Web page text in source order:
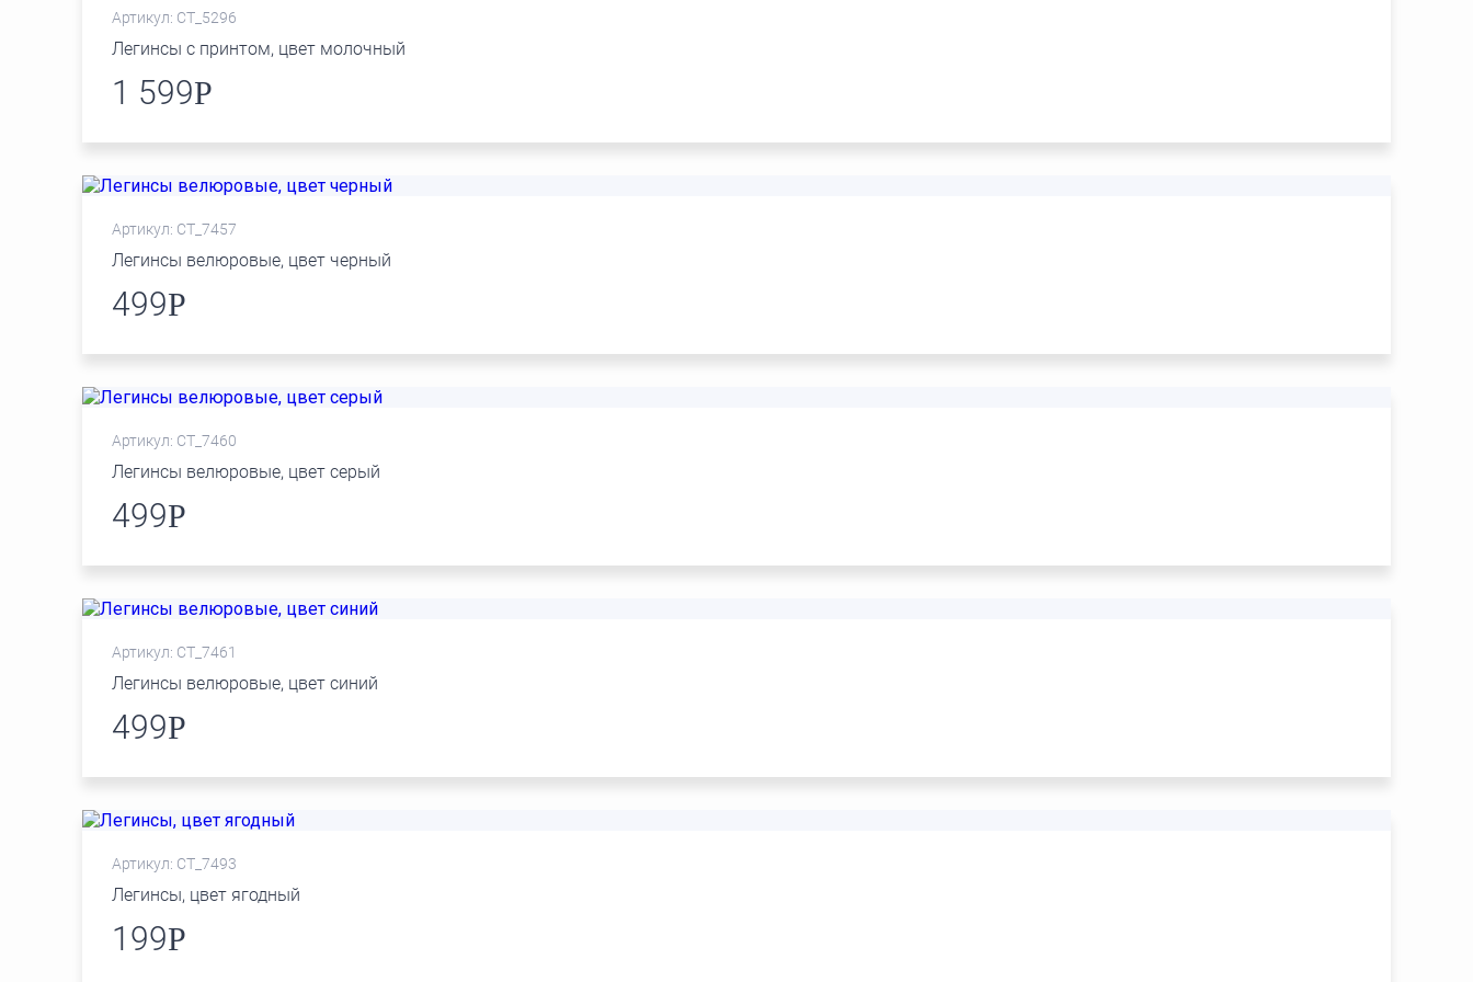
Артикул: СТ_5296
Легинсы с принтом, цвет молочный
1 599Р
Артикул: СТ_7457
Легинсы велюровые, цвет черный
499Р
Артикул: СТ_7460
Легинсы велюровые, цвет серый
499Р
Артикул: СТ_7461
Легинсы велюровые, цвет синий
499Р
Артикул: СТ_7493
Легинсы, цвет ягодный
199Р